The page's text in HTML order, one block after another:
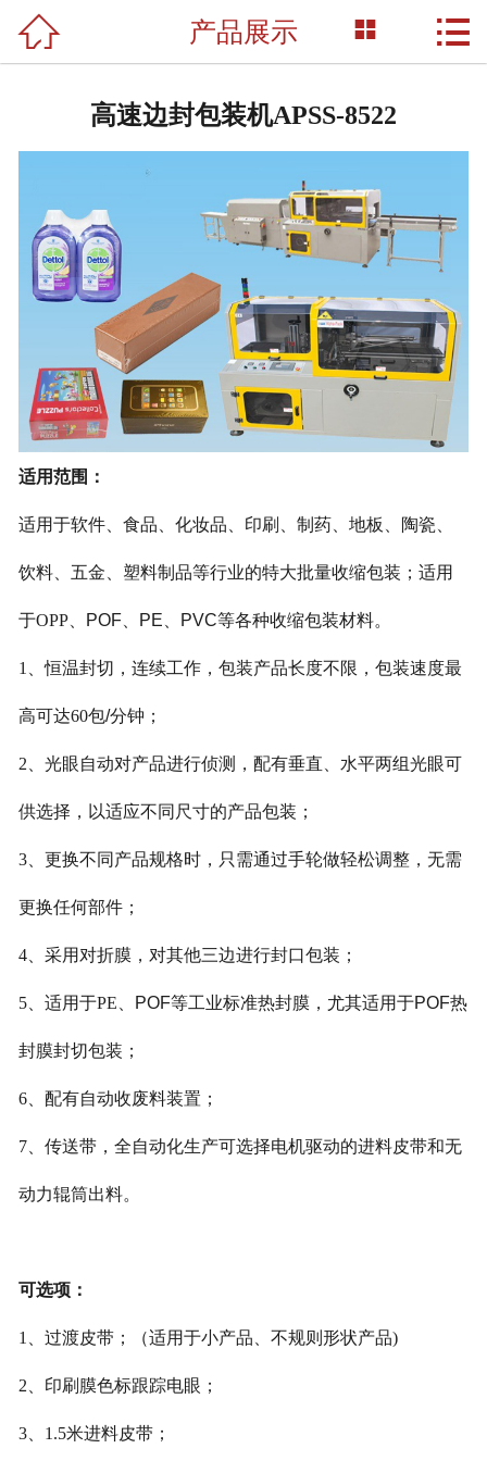
网站首页
新闻资讯
荣誉资质
成功案例
技术支持
 产品展示  
高速边封包装机APSS-8522
适用范围：
适用于软件、食品、化妆品、印刷、 制 药、地板、陶瓷、
饮料、五金、塑料制 品等行业的特大批量收缩包装 ； 适用
于OPP、 POF、 PE PVC等各种收缩包装材料。
1 、恒温封切，连续工作，包装产品长度不限，包装速度最
高可达60包/分钟 ；
2 光眼自动对产品进行侦测，配有垂直、水平两组光眼可
供选择，以适应不同尺寸的产品包装 ；
3、 更换不同产品规格时，只需通过手轮做轻松调整，无需
更换任何部件；
4、采用对折膜，对其他三边进行封口包装 ；
5、 适用于PE POF等工业标准热封膜，尤其适用于POF热
封膜封切包装 ；
6、 配有自动收废料装置 ；
7、 传送带， 全自动化生产可选择电机驱动的进料皮带和无
动力辊筒出料。
可选项：
1 过渡皮带； （适用于小产品、不规则形状产品)
2 印刷膜色标跟踪电眼 ；
3、 1.5米进料皮带；